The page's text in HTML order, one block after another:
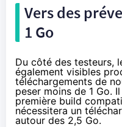
Vers des
1 Go
Du côté des testeurs,
également visibles
téléchargements de
peser moins de 1 Go.
première build
nécessitera un
autour des 2,5 Go.